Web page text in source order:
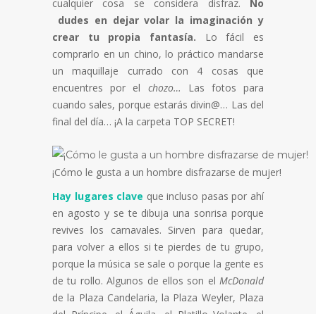
cualquier cosa se considera disfraz. No
dudes en dejar volar la imaginación y
crear tu propia fantasía. Lo fácil es
comprarlo en un chino, lo práctico mandarse
un maquillaje currado con 4 cosas que
encuentres por el chozo… Las fotos para
cuando sales, porque estarás divin@… Las del
final del día… ¡A la carpeta TOP SECRET!
¡Cómo le gusta a un hombre disfrazarse de mujer!
Hay lugares clave que incluso pasas por ahí
en agosto y se te dibuja una sonrisa porque
revives los carnavales. Sirven para quedar,
para volver a ellos si te pierdes de tu grupo,
porque la música se sale o porque la gente es
de tu rollo. Algunos de ellos son el McDonald
de la Plaza Candelaria, la Plaza Weyler, Plaza